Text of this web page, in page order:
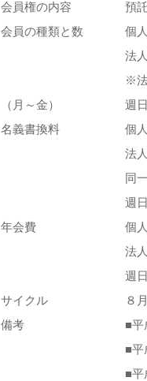
会員権の内容
預
会員の種類と数
個
法
※
（月～金）
週
名義書換料
個
法
同
週
年会費
個
法
週
サイクル
８
備考
■
■平
■平